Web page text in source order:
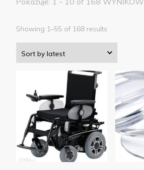
Showing 1–55 of 168 results